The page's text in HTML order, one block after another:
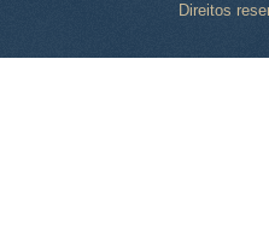
Direitos